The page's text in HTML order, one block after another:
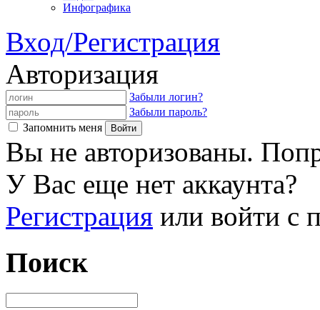
Инфографика
Вход/Регистрация
Авторизация
Забыли логин?
Забыли пароль?
Запомнить меня
Вы не авторизованы.
У Вас еще нет аккаунта?
Регистрация или войти с
Поиск